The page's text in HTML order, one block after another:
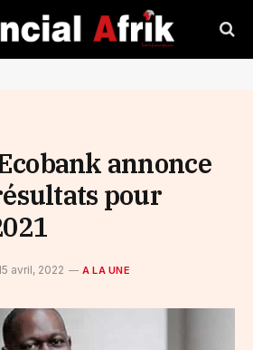
annonce
pour
avril, 2022 A LA UNE